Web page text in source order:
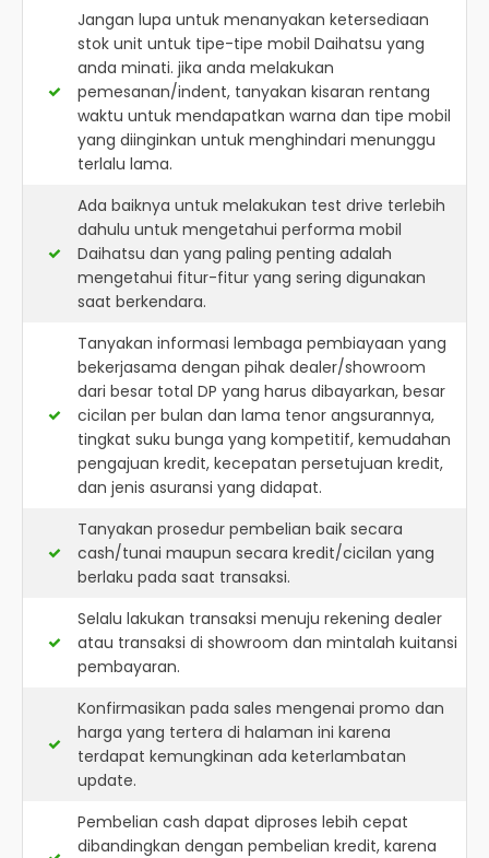
Jangan lupa untuk menanyakan ketersediaan
stok unit untuk tipe-tipe mobil Daihatsu yang
anda minati. jika anda melakukan
pemesanan/indent, tanyakan kisaran rentang
waktu untuk mendapatkan warna dan tipe mobil
yang diinginkan untuk menghindari menunggu
terlalu lama.
Ada baiknya untuk melakukan test drive terlebih
dahulu untuk mengetahui performa mobil
Daihatsu dan yang paling penting adalah
mengetahui fitur-fitur yang sering digunakan
saat berkendara.
Tanyakan informasi lembaga pembiayaan yang
bekerjasama dengan pihak dealer/showroom
dari besar total DP yang harus dibayarkan, besar
cicilan per bulan dan lama tenor angsurannya,
tingkat suku bunga yang kompetitif, kemudahan
pengajuan kredit, kecepatan persetujuan kredit,
dan jenis asuransi yang didapat.
Tanyakan prosedur pembelian baik secara
cash/tunai maupun secara kredit/cicilan yang
berlaku pada saat transaksi.
Selalu lakukan transaksi menuju rekening dealer
atau transaksi di showroom dan mintalah kuitansi
pembayaran.
Konfirmasikan pada sales mengenai promo dan
harga yang tertera di halaman ini karena
terdapat kemungkinan ada keterlambatan
update.
Pembelian cash dapat diproses lebih cepat
dibandingkan dengan pembelian kredit, karena